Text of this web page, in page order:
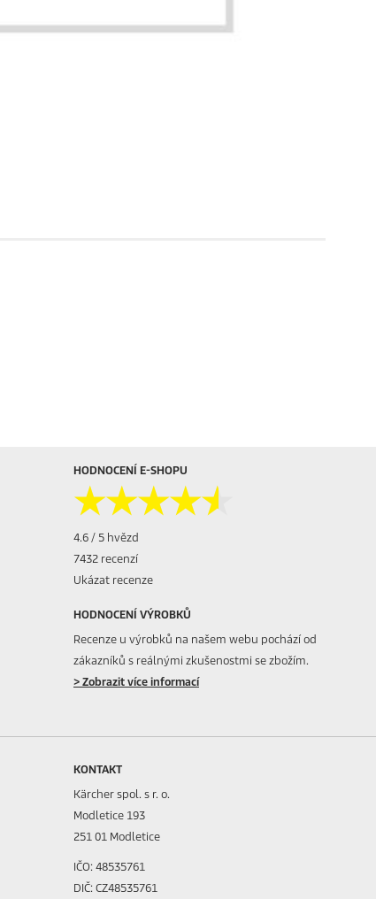
HODNOCENÍ E-SHOPU
★★★★★
★★★★★
4.6 / 5 hvězd
7432 recenzí
Ukázat recenze
HODNOCENÍ VÝROBKŮ
Recenze u výrobků na našem webu pochází od
zákazníků s reálnými zkušenostmi se zbožím.
> Zobrazit více informací
KONTAKT
Kärcher spol. s r. o.
Modletice 193
251 01 Modletice
IČO: 48535761
DIČ: CZ48535761